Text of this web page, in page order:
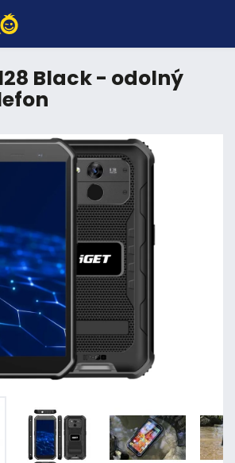
128 Black - odolný